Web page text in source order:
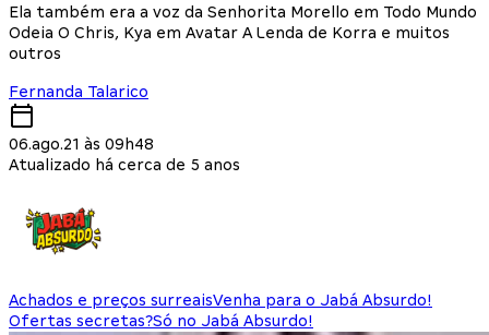
Ela também era a voz da Senhorita Morello em Todo Mundo
Odeia O Chris, Kya em Avatar A Lenda de Korra e muitos
outros
Fernanda Talarico
06.ago.21 às 09h48
Atualizado há cerca de 5 anos
Achados e preços surreaisVenha para o Jabá Absurdo!
Ofertas secretas?Só no Jabá Absurdo!